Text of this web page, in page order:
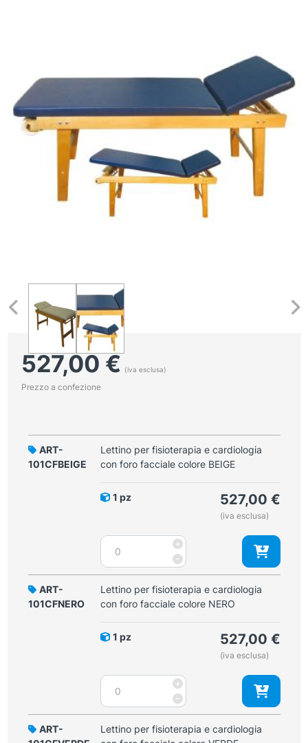
527,00€ (iva esclusa)
Prezzo a confezione
ART-
101CFBEIGE
Lettino per fisioterapia e cardiologia
con foro facciale colore BEIGE
1 pz 527,00 €
(iva esclusa)
-
Lettino
fisioterapia
e
cardiologia
facciale
quantità
+
ART-
101CFNERO
Lettino per fisioterapia e cardiologia
con foro facciale colore NERO
1 pz 527,00 €
(iva esclusa)
-
Lettino
fisioterapia
e
cardiologia
+
ART-
Lettino per fisioterapia e cardiologia